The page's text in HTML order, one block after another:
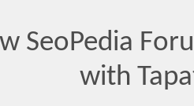
SeoPedia
with